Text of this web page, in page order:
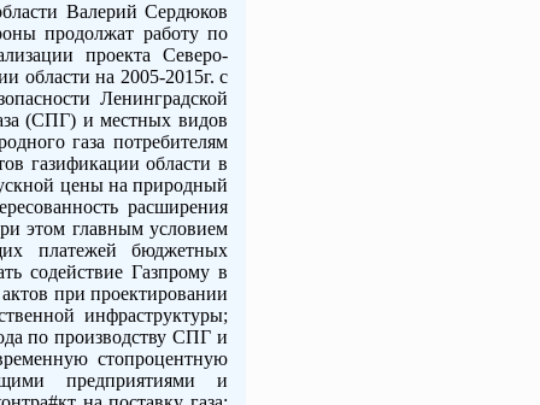
Валерий Сердюков
продолжат работу по
проекта Северо-
области на 2005-2015г. с
Ленинградской
(СПГ) и местных видов
газа потребителям
газификации области в
цены на природный
расширения
этом главным условием
платежей бюджетных
содействие Газпрому в
при проектировании
инфраструктуры;
по производству СПГ и
стопроцентную
предприятиями и